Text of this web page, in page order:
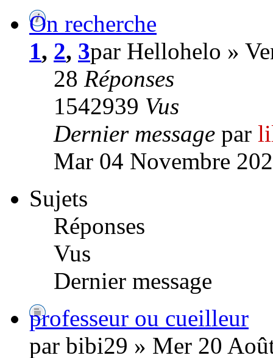
On recherche
1, 2, 3par Hellohelo »
28 Réponses
1542939 Vus
Dernier message par
Mar 04 Novembre
Sujets
Réponses
Vus
Dernier message
professeur ou cueilleur
par bibi29 » Mer 20